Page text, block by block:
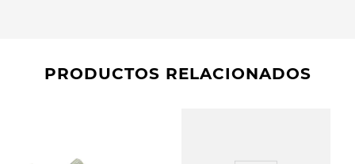
PRODUCTOS RELACIONADOS